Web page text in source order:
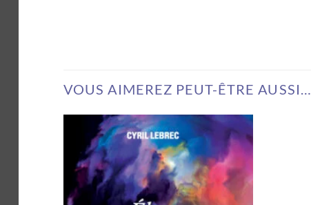
VOUS AIMEREZ PEUT-ÊTRE AUSSI…